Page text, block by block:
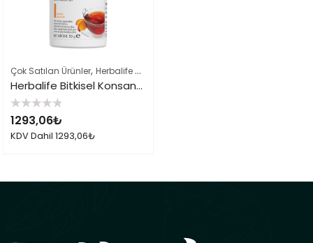
Çok Satılan Ürünler, Herbalife Çayları ve İçeçekler
Herbalife Bitkisel Konsantre Çay 50gr Şeftali
5
üzerinden
0
oy
1293,06₺
KDV Dahil 1293,06₺